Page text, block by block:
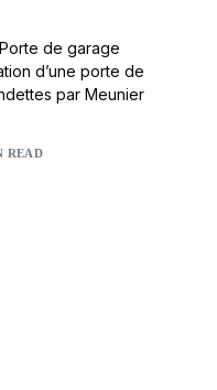
de garage
d’une porte de
par Meunier
READ